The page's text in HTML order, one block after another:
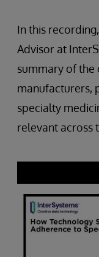
In this
Advisor at
summary of the
manufacturers,
specialty
relevant across